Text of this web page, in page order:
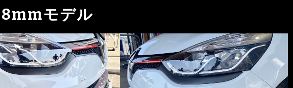
モデル